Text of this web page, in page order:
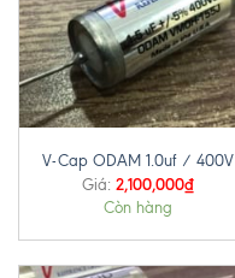
V-Cap ODAM 1.0uf / 400V
Giá: 2,100,000₫
Còn hàng